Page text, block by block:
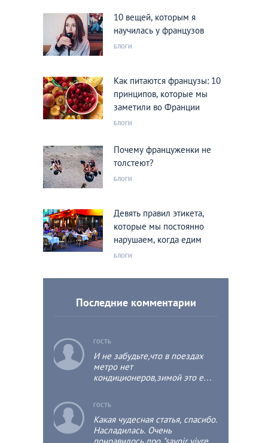
10 вещей, которым я
научилась у французов
БЛОГИ
Как питаются французы: 10
принципов, которые мы
заметили во Франции
БЛОГИ
Почему француженки не
толстеют?
БЛОГИ
Девять правил этикета,
которые мы постоянно
нарушаем, когда едим
БЛОГИ
Последние комментарии
c ГОСТЬ
И не забудьте,что в поездах
метро нет
кондиционеров,зимой это ещё
неимоверная ….
c ГОСТЬ
Какая чудесная статья, спасибо.
Насладилась. Очень